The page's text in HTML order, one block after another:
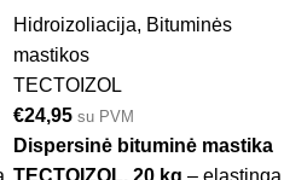
Hidroizoliacija, Bituminės
mastikos
TECTOIZOL
€24,95 su PVM
Dispersinė bituminė mastika
TECTOIZOL, 20 kg – elastinga